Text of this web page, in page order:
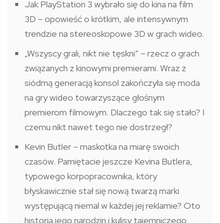
Jak PlayStation 3 wybrało się do kina na film
3D – opowieść o krótkim, ale intensywnym
trendzie na stereoskopowe 3D w grach wideo.
„Wszyscy grali, nikt nie tęskni” – rzecz o grach
związanych z kinowymi premierami. Wraz z
siódmą generacją konsol zakończyła się moda
na gry wideo towarzyszące głośnym
premierom filmowym. Dlaczego tak się stało? I
czemu nikt nawet tego nie dostrzegł?
Kevin Butler – maskotka na miarę swoich
czasów. Pamiętacie jeszcze Kevina Butlera,
typowego korpopracownika, który
błyskawicznie stał się nową twarzą marki
występującą niemal w każdej jej reklamie? Oto
historia jego narodzin i kulisy tajemniczego